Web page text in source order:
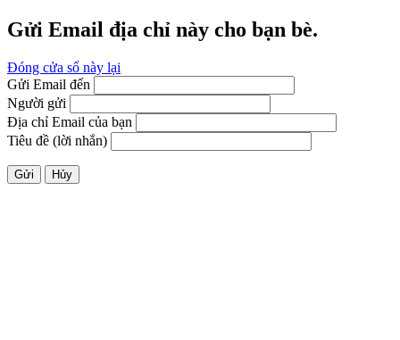
Gửi Email địa chỉ này cho bạn bè.
Đóng cửa sổ này lại
Gửi Email đến
Người gửi
Địa chỉ Email của bạn
Tiêu đề (lời nhắn)
Gửi Hủy